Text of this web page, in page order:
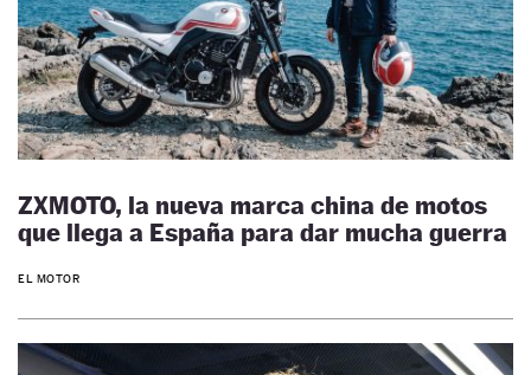
ZXMOTO, la nueva marca china de motos
que llega a España para dar mucha guerra
EL MOTOR